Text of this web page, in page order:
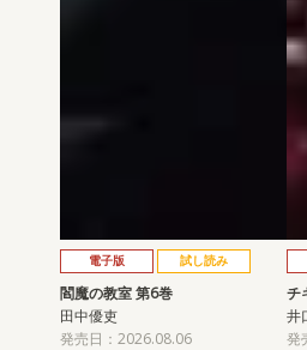
電子版 試し読み
閻魔の教室 第6巻
田中優吏
発売日：2026.08.06
チ
井
発